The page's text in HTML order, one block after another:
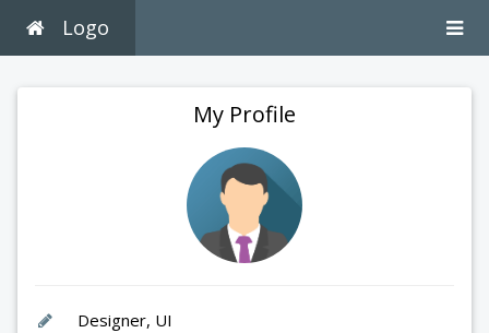
Logo
My Profile
Designer, UI